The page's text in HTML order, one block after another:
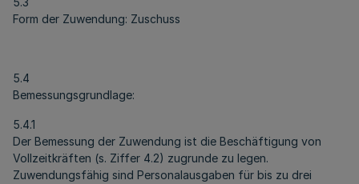
Form der Zuwendung: Zuschuss
5.4
Bemessungsgrundlage:
5.4.1
Der Bemessung der Zuwendung ist die Beschäftigung von
Vollzeitkräften (s. Ziffer 4.2) zugrunde zu legen.
Zuwendungsfähig sind Personalausgaben für bis zu drei